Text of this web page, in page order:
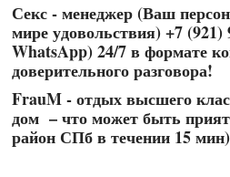
Секс - менеджер (Ваш
мире удовольствия) +7
WhatsApp) 24/7 в формате
доверительного разговора!
FrauM - отдых высшего
дом – что может быть
район СПб в течении 15